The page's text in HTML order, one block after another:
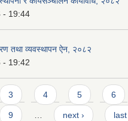
- 19:44
तथा व्यवस्थापन ऐन, २०८२
- 19:42
3 4 5 6
9 next ›